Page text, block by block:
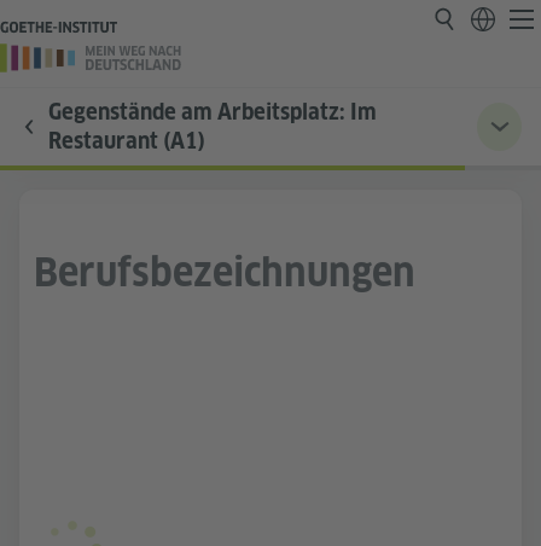
Gegenstände am Arbeitsplatz: Im
Restaurant (A1)
Berufsbezeichnungen